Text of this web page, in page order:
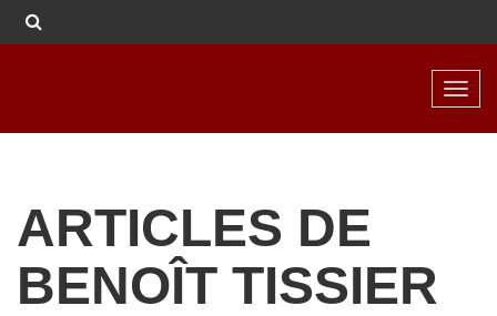
ARTICLES DE
BENOÎT TISSIER